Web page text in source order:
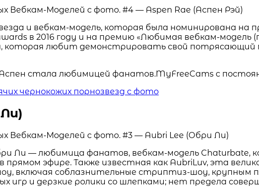
и вебкам-модель, которая была номинирована
в 2016 году и на премию «Любимая вебкам-модель
любит демонстрировать свой потрясающий
стала любимицей фанатов.MyFreeCams с
чернокожих порнозвезд с фото
Ли — любимица фанатов, вебкам-модель
эфире. Также известная как AubriLuv, эта
включая соблазнительные стриптиз-шоу, крупным
игр и дерзкие ролики со шлепками; нет предела